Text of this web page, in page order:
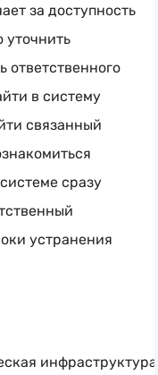
за доступность
уточнить
ответственного
в систему
связанный
сразу
устранения
инфраструктура